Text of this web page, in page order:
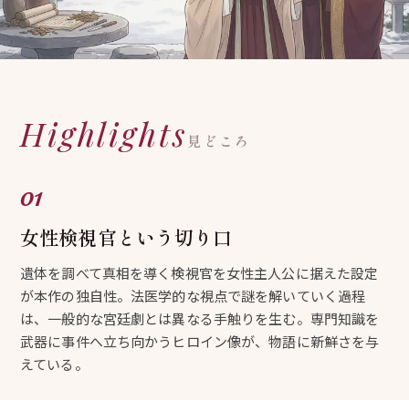
Highlights 見どころ
女性検視官という切り口
遺体を調べて真相を導く検視官を女性主人公に据えた設定
が本作の独自性。法医学的な視点で謎を解いていく過程
は、一般的な宮廷劇とは異なる手触りを生む。専門知識を
武器に事件へ立ち向かうヒロイン像が、物語に新鮮さを与
えている。